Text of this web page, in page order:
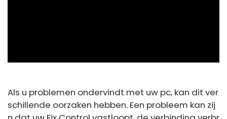
Als u problemen ondervindt met uw pc, kan dit ver
schillende oorzaken hebben. Een probleem kan zij